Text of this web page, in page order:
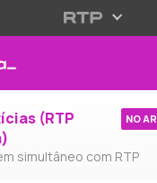
(RTP
simultâneo com RTP
NO AR